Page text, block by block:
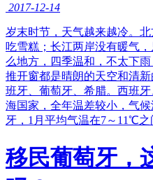
2017-12-14
岁末时节，天气越来越冷。
吃雪糕；长江两岸没有暖气
么地方，四季温和，不太下
推开窗都是晴朗的天空和清
班牙、葡萄牙、希腊。西班
海国家，全年温差较小，气
牙，1月平均气温在7～11℃之
移民葡萄牙，